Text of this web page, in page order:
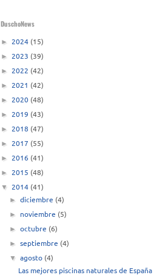
DuschoNews
► 2024 (15)
► 2023 (39)
► 2022 (42)
► 2021 (42)
► 2020 (48)
► 2019 (43)
► 2018 (47)
► 2017 (55)
► 2016 (41)
► 2015 (48)
▼ 2014 (41)
► diciembre (4)
► noviembre (5)
► octubre (6)
► septiembre (4)
▼ agosto (4)
Las mejores piscinas naturales de España